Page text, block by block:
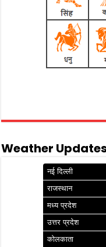
Weather
नई दिल्ली
राजस्थान
मध्य प्रदेश
उत्तर प्रदेश
कोलकाता